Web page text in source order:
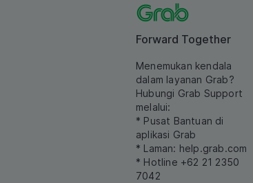
Forward Together
Menemukan kendala
dalam layanan Grab?
Hubungi Grab Support
melalui:
* Pusat Bantuan di
aplikasi Grab
* Laman: help.grab.com
* Hotline +62 21 2350
7042